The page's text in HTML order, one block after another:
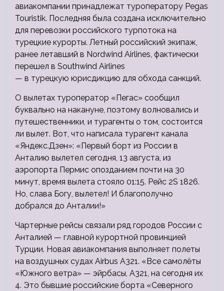
авиакомпании принадлежат туроператору Pegas
Touristik. Последняя была создана исключительно
для перевозки российского турпотока на
турецкие курорты. Летный российский экипаж,
ранее летавший в Nordwind Airlines, фактически
перешел в Southwind Airlines
— в турецкую юрисдикцию для обхода санкций.
О вылетах туроператор «Пегас» сообщил
буквально на накануне, поэтому волновались и
путешественники, и турагенты о том, состоится
ли вылет. Вот, что написала турагент канала
«Яндекс.Дзен»: «Первый борт из России в
Анталию вылетел сегодня, 13 августа, из
аэропорта Пермис опозданием почти на 30
минут, время вылета стояло 01:15. Рейс 2S 1826.
Но, слава Богу, вылетел! И благополучно
добрался до Анталии!»
Чартерные рейсы связали ряд городов России с
Анталией — главной курортной провинцией
Турции. Новая авиакомпания выполняет полеты
на воздушных судах Airbus A321. «Все самолёты
«Южного ветра» — эйрбасы, А321, на сегодня их
4. Это бывшие российские борта «Северного